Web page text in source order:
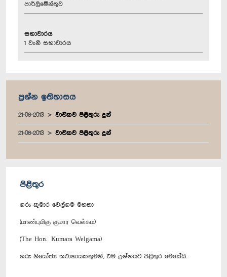
පාර්ලිමේන්තුව
සභාවාරය
1 වැනි සභාවාරය
ප්‍රශ්න ඉතිහාසය
21-08-2013 වාචිකව පිළිතුරු දුන්
21-08-2013 වාචිකව පිළිතුරු දුන්
පිළිතුර
ගරු කුමාර වෙල්ගම මහතා
(மாண்புமிகு குமார வெல்கம)
(The Hon. Kumara Welgama)
ගරු නියෝජ්‍ය කථානායකතුමනි, එම ප්‍රශ්නයට පිළිතුර මෙසේයි.